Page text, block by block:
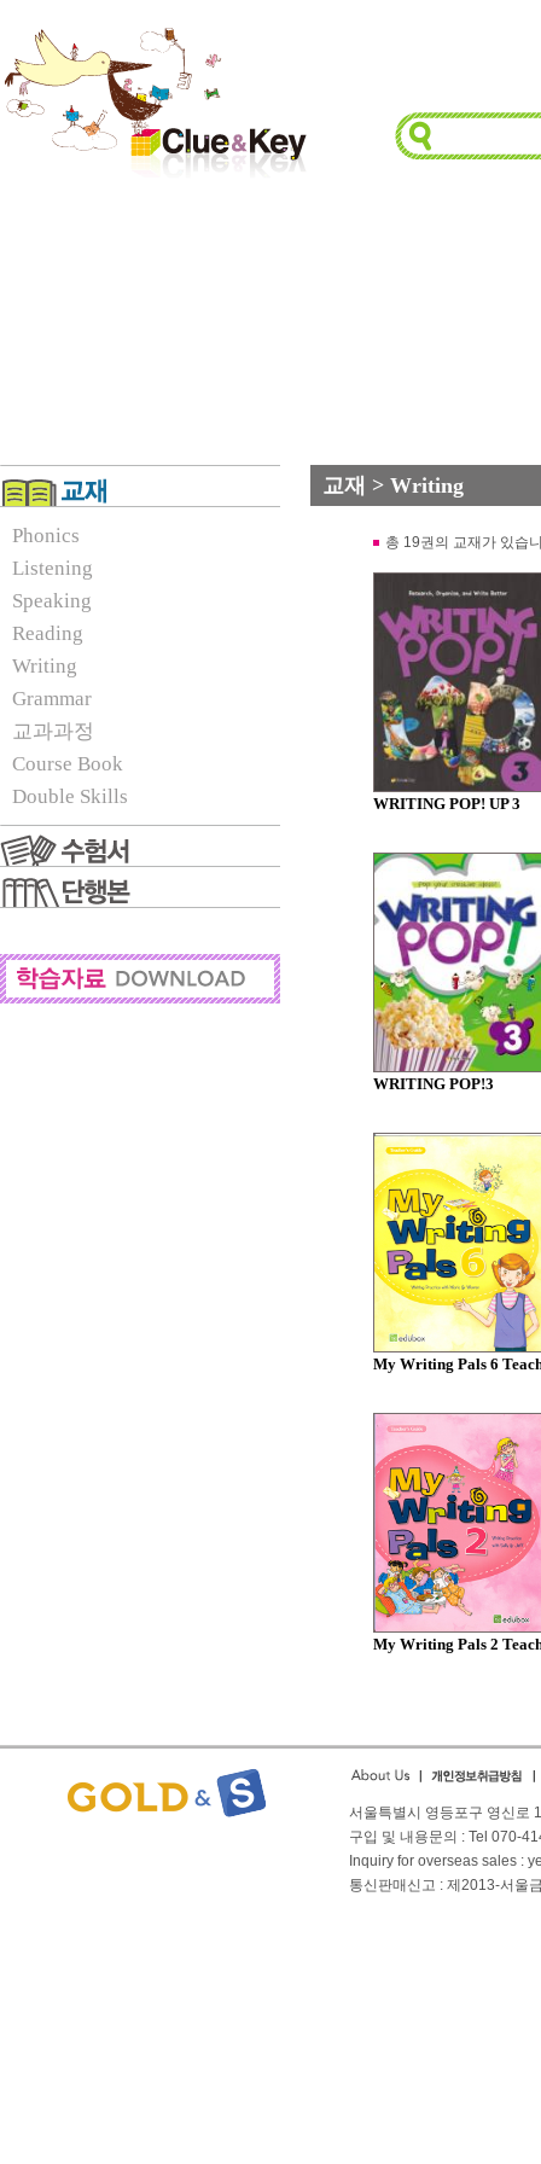
Phonics
Listening
Speaking
Reading
Writing
Grammar
교과과정
Course Book
Double Skills
교재 > Writing
총 19권의 교재가 있습
WRITING POP! UP 3
WRITING POP!3
My Writing Pals 6
My Writing Pals 2
서울특별시 영등포구 영신로
구입 및 내용문의 : Tel 070-
Inquiry for overseas sales :
통신판매신고 : 제2013-서울